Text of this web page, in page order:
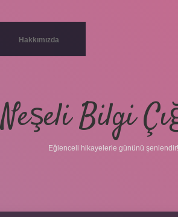
Hakkımızda
Neşeli Bilgi
Eğlenceli hikayelerle gününü şenlendir!